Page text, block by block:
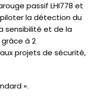
passif LHI778 et
piloter la détection du
sensibilité et de la
à 2
projets de sécurité,
».